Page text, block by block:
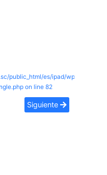
public_html/es/ipad/wp-
on line 82
Siguiente